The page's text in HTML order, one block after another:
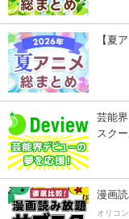
【夏
芸能
スク
漫画
オリコ